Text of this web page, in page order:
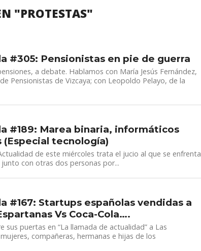
"PROTESTAS"
#305: Pensionistas en pie de guerra
a debate. Hablamos con María Jesús Fernández,
Pensionistas de Vizcaya; con Leopoldo Pelayo, de la
#189: Marea binaria, informáticos
(Especial tecnología)
de este miércoles trata el jucio al que se enfrenta
junto con otras dos personas por...
#167: Startups españolas vendidas a
Vs Coca-Cola….
sus puertas en “La llamada de actualidad” a Las
compañeras, hermanas e hijas de los